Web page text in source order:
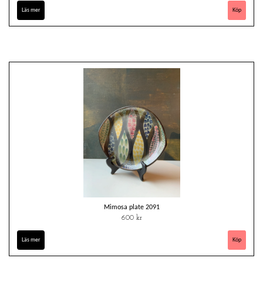
Läs mer
Mimosa plate 2091
600 kr
Läs mer